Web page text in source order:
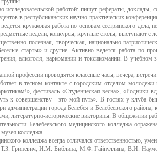
исследовательской работой: пишут рефераты,
в республиканских научно-практических
кружковая работа по основам сестринского
недели, конкурсы, круглые столы, выступают с
полезная, творческая, национально-
старты» и другие. Активно ведется работа по
алкоголя, наркомании и токсикомании. В
профессии проводятся классные часы, вечера,
в тесном контакте с городским отделом
фестиваль «Студенческая весна»,
к совершенству - это мой путь». В гостях у клуба
администрации города Белебея и Белебеевского
литературно-исторические викторины. В общежитии
Белебеевского медицинского колледжа
колледжа.
колледжа всегда отличался ответственностью,
Гриневич, И.М. Библина, М.Ф. Гайнуллина, В.И.